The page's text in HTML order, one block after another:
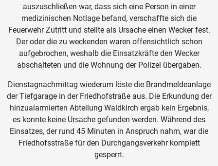
auszuschließen war, dass sich eine Person in einer
medizinischen Notlage befand, verschaffte sich die
Feuerwehr Zutritt und stellte als Ursache einen Wecker fest.
Der oder die zu weckenden waren offensichtlich schon
aufgebrochen, weshalb die Einsatzkräfte den Wecker
abschalteten und die Wohnung der Polizei übergaben.
Dienstagnachmittag wiederum löste die Brandmeldeanlage
der Tiefgarage in der Friedhofstraße aus. Die Erkundung der
hinzualarmierten Abteilung Waldkirch ergab kein Ergebnis,
es konnte keine Ursache gefunden werden. Während des
Einsatzes, der rund 45 Minuten in Anspruch nahm, war die
Friedhofsstraße für den Durchgangsverkehr komplett
gesperrt.